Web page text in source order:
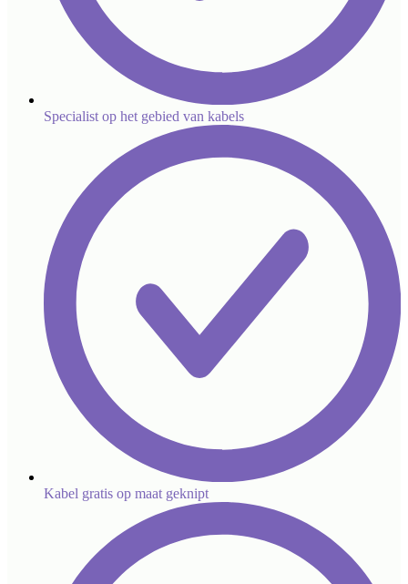
Specialist op het gebied van kabels
Kabel gratis op maat geknipt